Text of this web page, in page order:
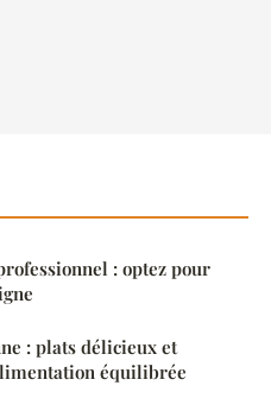
: optez pour
: plats délicieux et
équilibrée